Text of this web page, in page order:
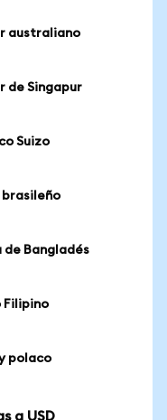
australiano
de Singapur
Suizo
brasileño
de Bangladés
Filipino
polaco
a USD